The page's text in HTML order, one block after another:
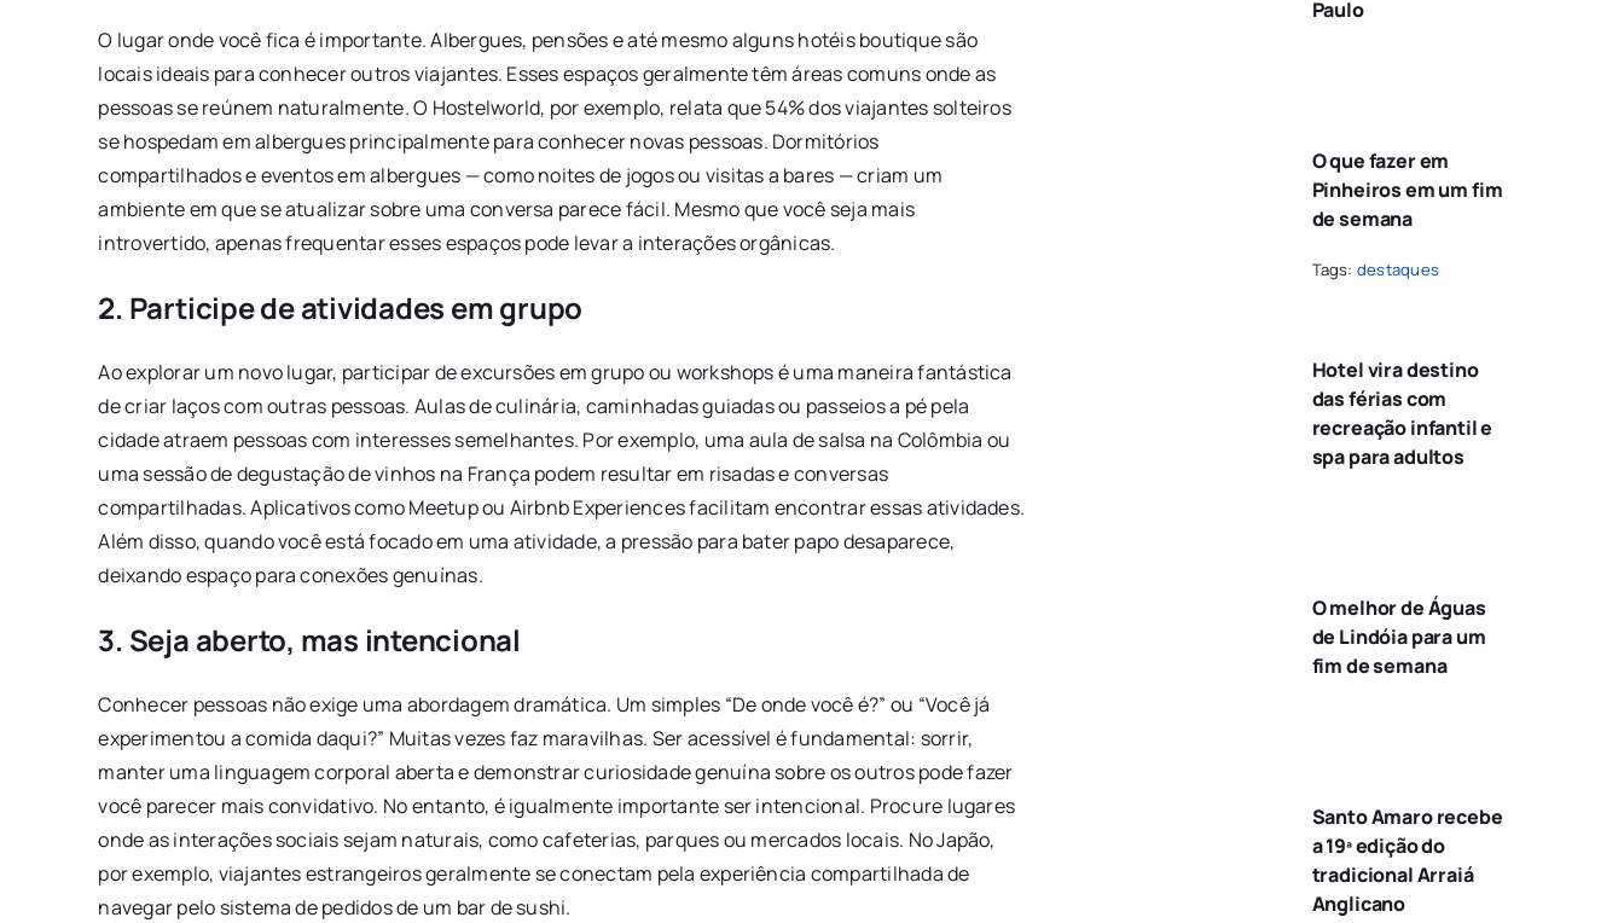
O lugar onde você fica é importante. Albergues, pensões e até mesmo alguns hotéis boutique são
locais ideais para conhecer outros viajantes. Esses espaços geralmente têm áreas comuns onde as
pessoas se reúnem naturalmente. O Hostelworld, por exemplo, relata que 54% dos viajantes solteiros
se hospedam em albergues principalmente para conhecer novas pessoas. Dormitórios
compartilhados e eventos em albergues — como noites de jogos ou visitas a bares — criam um
ambiente em que se atualizar sobre uma conversa parece fácil. Mesmo que você seja mais
introvertido, apenas frequentar esses espaços pode levar a interações orgânicas.
2. Participe de atividades em grupo
Ao explorar um novo lugar, participar de excursões em grupo ou workshops é uma maneira fantástica
de criar laços com outras pessoas. Aulas de culinária, caminhadas guiadas ou passeios a pé pela
cidade atraem pessoas com interesses semelhantes. Por exemplo, uma aula de salsa na Colômbia ou
uma sessão de degustação de vinhos na França podem resultar em risadas e conversas
compartilhadas. Aplicativos como Meetup ou Airbnb Experiences facilitam encontrar essas atividades.
Além disso, quando você está focado em uma atividade, a pressão para bater papo desaparece,
deixando espaço para conexões genuínas.
3. Seja aberto, mas intencional
Conhecer pessoas não exige uma abordagem dramática. Um simples “De onde você é?” ou “Você já
experimentou a comida daqui?” Muitas vezes faz maravilhas. Ser acessível é fundamental: sorrir,
manter uma linguagem corporal aberta e demonstrar curiosidade genuína sobre os outros pode fazer
você parecer mais convidativo. No entanto, é igualmente importante ser intencional. Procure lugares
onde as interações sociais sejam naturais, como cafeterias, parques ou mercados locais. No Japão,
por exemplo, viajantes estrangeiros geralmente se conectam pela experiência compartilhada de
navegar pelo sistema de pedidos de um bar de sushi.
Paulo
O que fazer em
Pinheiros em um fim
de semana
Tags: destaques
Hotel vira destino
das férias com
recreação infantil e
spa para adultos
O melhor de Águas
de Lindóia para um
fim de semana
Santo Amaro recebe
a 19ª edição do
tradicional Arraiá
Anglicano